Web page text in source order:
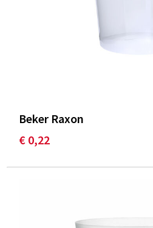
Beker Raxon
€ 0,22